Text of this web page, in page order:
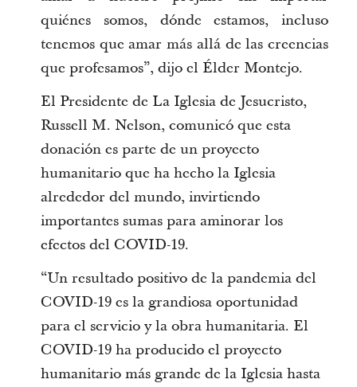
quiénes somos, dónde estamos, incluso
tenemos que amar más allá de las creencias
que profesamos”, dijo el Élder Montejo.
El Presidente de La Iglesia de Jesucristo,
Russell M. Nelson, comunicó que esta
donación es parte de un proyecto
humanitario que ha hecho la Iglesia
alrededor del mundo, invirtiendo
importantes sumas para aminorar los
efectos del COVID-19.
“Un resultado positivo de la pandemia del
COVID-19 es la grandiosa oportunidad
para el servicio y la obra humanitaria. El
COVID-19 ha producido el proyecto
humanitario más grande de la Iglesia hasta